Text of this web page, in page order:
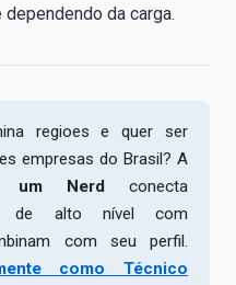
da carga.
regioes e quer ser
empresas do Brasil? A
um Nerd conecta
de alto nível com
com seu perfil.
como Técnico